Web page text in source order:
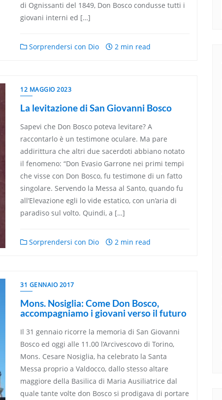
di Ognissanti del 1849, Don Bosco condusse tutti i
giovani interni ed […]
Sorprendersi con Dio 2 min read
12 MAGGIO 2023
La levitazione di San Giovanni Bosco
Sapevi che Don Bosco poteva levitare? A
raccontarlo è un testimone oculare. Ma pare
addirittura che altri due sacerdoti abbiano notato
il fenomeno: “Don Evasio Garrone nei primi tempi
che visse con Don Bosco, fu testimone di un fatto
singolare. Servendo la Messa al Santo, quando fu
all’Elevazione egli lo vide estatico, con un’aria di
paradiso sul volto. Quindi, a […]
Sorprendersi con Dio 2 min read
31 GENNAIO 2017
Mons. Nosiglia: Come Don Bosco,
accompagniamo i giovani verso il futuro
Il 31 gennaio ricorre la memoria di San Giovanni
Bosco ed oggi alle 11.00 l’Arcivescovo di Torino,
Mons. Cesare Nosiglia, ha celebrato la Santa
Messa proprio a Valdocco, dallo stesso altare
maggiore della Basilica di Maria Ausiliatrice dal
quale tante volte don Bosco si prodigava di portare